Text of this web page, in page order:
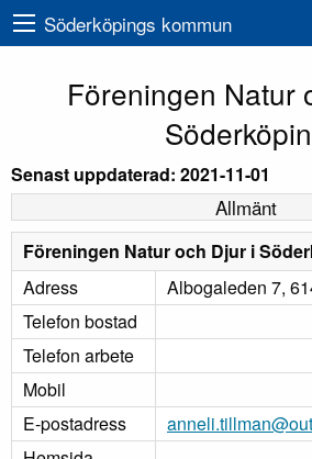
Söderköpings kommun
Föreningen Natur
Senast uppdaterad: 2021-11-01
Allmänt
Föreningen Natur och Djur i
Adress
Albogaleden 7,
Telefon bostad
Telefon arbete
Mobil
E-postadress